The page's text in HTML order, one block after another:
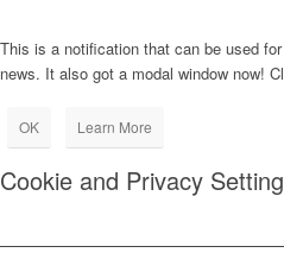
This is a notification that can be used
news. It also got a modal window now!
OK Learn More
Cookie and Privacy